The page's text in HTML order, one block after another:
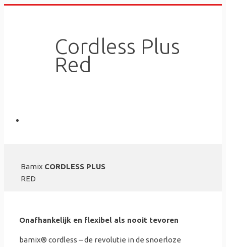
Cordless Plus
Red
Bamix CORDLESS PLUS
RED
Onafhankelijk en flexibel als nooit tevoren
bamix® cordless – de revolutie in de snoerloze